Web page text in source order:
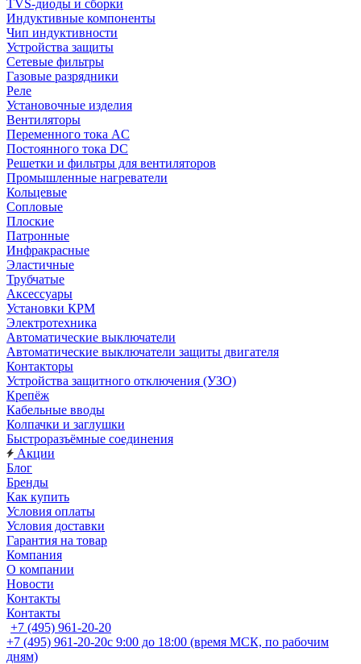
TVS-диоды и сборки
Индуктивные компоненты
Чип индуктивности
Устройства защиты
Сетевые фильтры
Газовые разрядники
Реле
Установочные изделия
Вентиляторы
Переменного тока AC
Постоянного тока DC
Решетки и фильтры для вентиляторов
Промышленные нагреватели
Кольцевые
Сопловые
Плоские
Патронные
Инфракрасные
Эластичные
Трубчатые
Аксессуары
Установки КРМ
Электротехника
Автоматические выключатели
Автоматические выключатели защиты двигателя
Контакторы
Устройства защитного отключения (УЗО)
Крепёж
Кабельные вводы
Колпачки и заглушки
Быстроразъёмные соединения
Акции
Блог
Бренды
Как купить
Условия оплаты
Условия доставки
Гарантия на товар
Компания
О компании
Новости
Контакты
Контакты
+7 (495) 961-20-20
+7 (495) 961-20-20с 9:00 до 18:00 (время МСК, по рабочим
дням)